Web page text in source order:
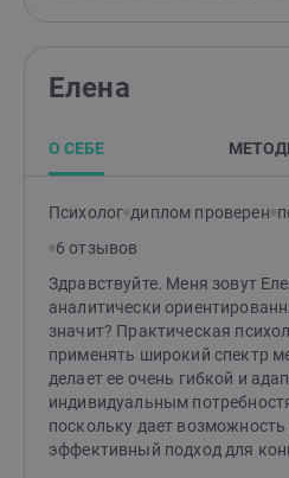
Елена
О СЕБЕ
Психолог диплом проверен
6 отзывов
Здравствуйте. Меня зовут
аналитически
значит? Практическая
применять широкий спектр
делает ее очень гибкой и
индивидуальным
поскольку дает
эффективный подход для